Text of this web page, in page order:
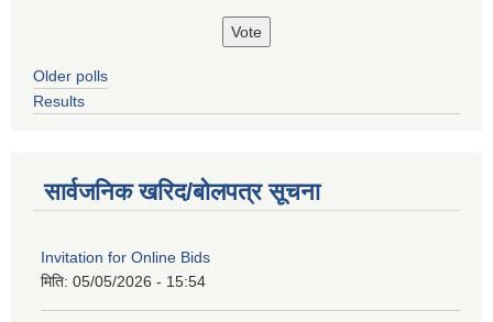
Older polls
Results
सार्वजनिक खरिद/बोलपत्र सूचना
Invitation for Online Bids
मिति: 05/05/2026 - 15:54